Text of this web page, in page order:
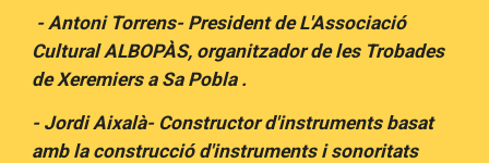
- Antoni Torrens- President de L'Associació
Cultural ALBOPÀS, organitzador de les Trobades
de Xeremiers a Sa Pobla .
- Jordi Aixalà- Constructor d'instruments basat
amb la construcció d'instruments i sonoritats